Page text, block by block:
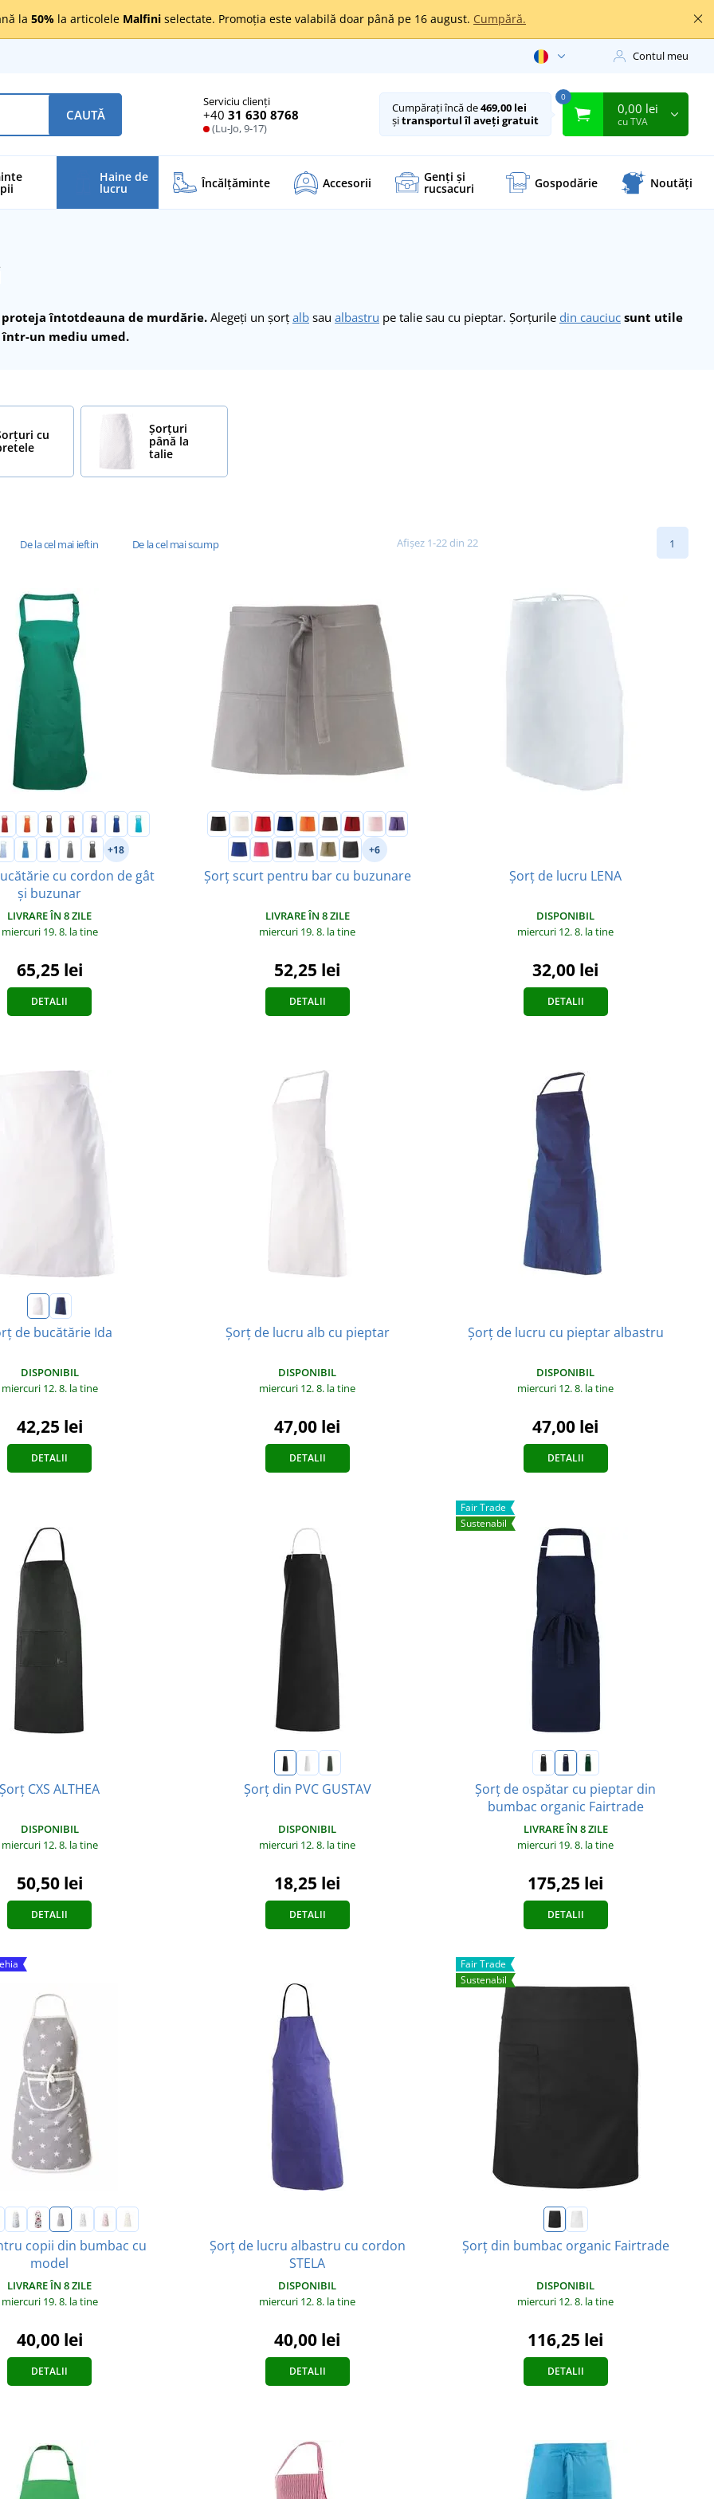
la 50% la articolele Malfini selectate. Promoția este valabilă doar până pe 16 august. Cumpără.
Contul meu
Serviciu clienți
+40 31 630 8768
(Lu-Jo, 9-17)
CAUTĂ Cumpărați încă de469,00 lei
șitransportul îl aveți gratuit
0
0,00 lei
cu TVA
Haine de
lucru Încălţăminte Accesorii Genți și
rucsacuri Gospodărie Noutăți
proteja întotdeauna de murdărie. Alegeți un șorț alb sau albastru pe talie sau cu pieptar. Șorțurile din cauciuc sunt utile
un mediu umed.
cu
Șorțuri
până la
talie
De la cel mai ieftin De la cel mai scump Afișez 1-22 din 22 1
+18
cu cordon de gât
și buzunar
LIVRARE ÎN 8 ZILE
miercuri 19. 8. la tine
65,25 lei
DETALII
+6
Șorț scurt pentru bar cu buzunare
LIVRARE ÎN 8 ZILE
miercuri 19. 8. la tine
52,25 lei
DETALII
Șorț de lucru LENA
DISPONIBIL
miercuri 12. 8. la tine
32,00 lei
DETALII
de bucătărie Ida
DISPONIBIL
miercuri 12. 8. la tine
42,25 lei
DETALII
Șorț de lucru alb cu pieptar
DISPONIBIL
miercuri 12. 8. la tine
47,00 lei
DETALII
Șorț de lucru cu pieptar albastru
DISPONIBIL
miercuri 12. 8. la tine
47,00 lei
DETALII
Șorț CXS ALTHEA
DISPONIBIL
miercuri 12. 8. la tine
50,50 lei
DETALII
Șorț din PVC GUSTAV
DISPONIBIL
miercuri 12. 8. la tine
18,25 lei
DETALII
Fair Trade
Sustenabil
Șorț de ospătar cu pieptar din
bumbac organic Fairtrade
LIVRARE ÎN 8 ZILE
miercuri 19. 8. la tine
175,25 lei
DETALII
copii din bumbac cu
model
LIVRARE ÎN 8 ZILE
miercuri 19. 8. la tine
40,00 lei
DETALII
Șorț de lucru albastru cu cordon
STELA
DISPONIBIL
miercuri 12. 8. la tine
40,00 lei
DETALII
Fair Trade
Sustenabil
Șorț din bumbac organic Fairtrade
DISPONIBIL
miercuri 12. 8. la tine
116,25 lei
DETALII